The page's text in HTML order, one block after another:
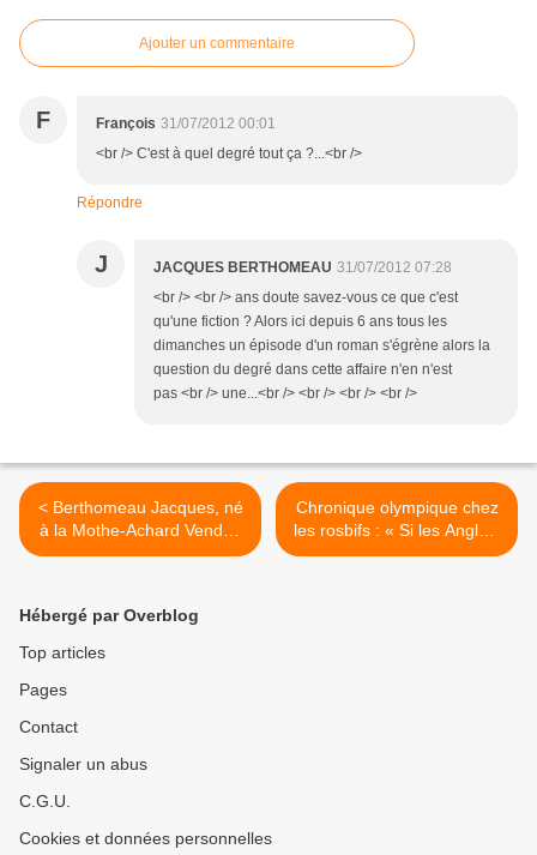
Ajouter un commentaire
F François 31/07/2012 00:01
<br /> C'est à quel degré tout ça ?...<br />
Répondre
J JACQUES BERTHOMEAU 31/07/2012 07:28
<br /> <br /> ans doute savez-vous ce que c'est
qu'une fiction ? Alors ici depuis 6 ans tous les
dimanches un épisode d'un roman s'égrène alors la
question du degré dans cette affaire n'en n'est
pas <br /> une...<br /> <br /> <br /> <br />
< Berthomeau Jacques, né
à la Mothe-Achard Vendée
c’est mon identité, je n’ai
Royal…
Chronique olympique chez
les rosbifs : « Si les Anglais
peuvent survivre à leur
Hébergé par Overblog
Top articles
Pages
Contact
Signaler un abus
C.G.U.
Cookies et données personnelles